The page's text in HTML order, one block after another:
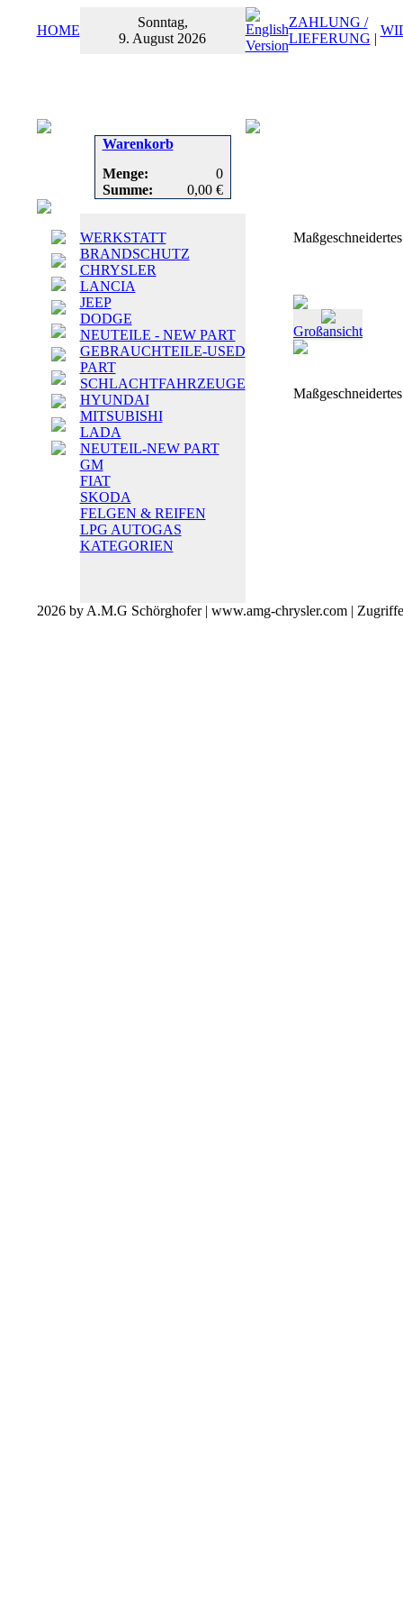
HOME
Sonntag,
9. August 2026
ZAHLUNG /
LIEFERUNG |
Warenkorb
Menge:
0
Summe:
0,00 €
WERKSTATT
BRANDSCHUTZ
CHRYSLER
LANCIA
JEEP
DODGE
NEUTEILE - NEW PART
GEBRAUCHTEILE-USED
PART
SCHLACHTFAHRZEUGE
HYUNDAI
MITSUBISHI
LADA
NEUTEIL-NEW PART
GM
FIAT
SKODA
FELGEN & REIFEN
LPG AUTOGAS
KATEGORIEN
Großansicht
2026 by A.M.G Schörghofer | www.amg-chrysler.com |